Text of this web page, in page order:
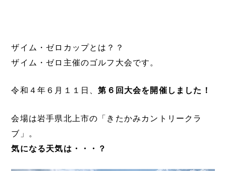
ザイム・ゼロカップとは？？
ザイム・ゼロ主催のゴルフ大会です。
令和４年６月１１日、第６回大会を開催しました！
会場は岩手県北上市の「きたかみカントリークラ
ブ」。
気になる天気は・・・？